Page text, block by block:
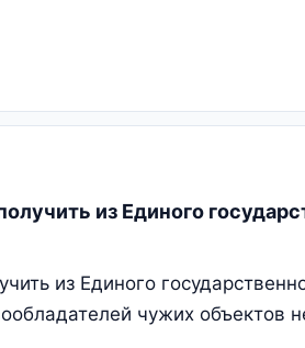
из Единого
из Единого
чужих объектов